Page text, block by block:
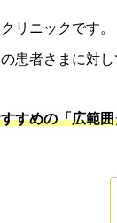
リニックです。
患者さまに対
すめの「広範